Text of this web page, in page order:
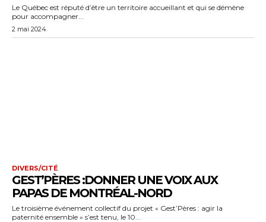
Le Québec est réputé d’être un territoire accueillant et qui se démène
pour accompagner...
2 mai 2024
DIVERS/CITÉ
GEST’PÈRES :DONNER UNE VOIX AUX
PAPAS DE MONTRÉAL-NORD
Le troisième événement collectif du projet « Gest’Pères : agir la
paternité ensemble » s’est tenu, le 10...